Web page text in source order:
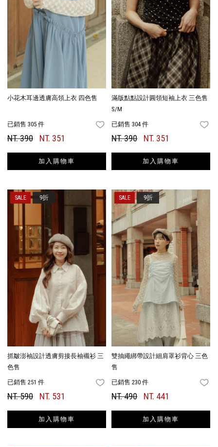
小花木耳邊透膚高領上衣 四色售
已銷售 305 件 FAVORITES
NT. 390 NT. 351
加入購物車
滿版點點設計圓領短袖上衣 三色售
S/M
已銷售 304 件
NT. 390 NT. 351
加入購物車
抓皺澎袖設計透膚剪接長袖襯衫 三
色售
已銷售 251 件 FAVORITES
NT. 590 NT. 531
加入購物車
9折
雙抽繩綁帶設計細肩罩衫背心 三色
售
已銷售 230 件
NT. 490 NT. 441
加入購物車
9折